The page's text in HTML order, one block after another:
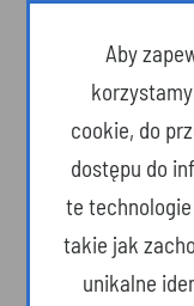
Aby
cookie, do
dostępu do
te
takie jak
unikalne